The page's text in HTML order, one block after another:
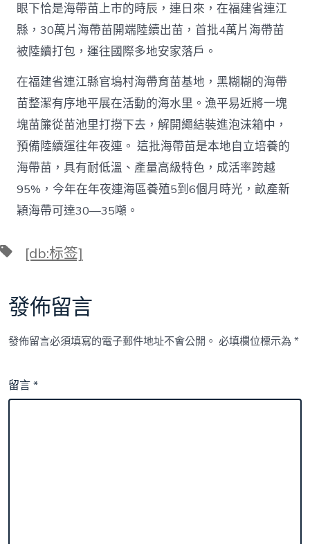
眼下恰是海帶苗上市的時辰，連日來，在福建省連江
縣，30萬片海帶苗開端陸續出苗，首批4萬片海帶苗
被陸續打包，運往國際多地安家落戶。
在福建省連江縣官塢村海帶育苗基地，黑糊糊的海帶
苗整潔有序地平展在活動的海水里。漁平易近將一塊
塊苗簾從苗池里打撈下去，解開繩結裝進泡沫箱中，
預備陸續運往年夜連。 這批海帶苗是本地自立培養的
海帶苗，具有耐低溫、產量高級特色，成活率跨越
95%，今年在年夜連海區養殖5到6個月時光，畝產新
穎海帶可達30—35噸。
標 [db:标签]
發佈留言
發佈留言必須填寫的電子郵件地址不會公開。 必填欄位標示為*
留言*